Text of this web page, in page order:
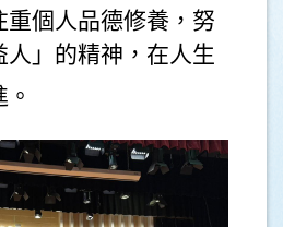
重個人品德修養，努
人」的精神，在人生